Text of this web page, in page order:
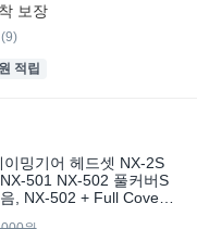
보장
(9)
적립
이밍기어 헤드셋 NX-2S
501 NX-502 풀커버S
, NX-502 + Full Cover